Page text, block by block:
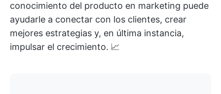
conocimiento del producto en marketing puede
ayudarle a conectar con los clientes, crear
mejores estrategias y, en última instancia,
impulsar el crecimiento. 📈